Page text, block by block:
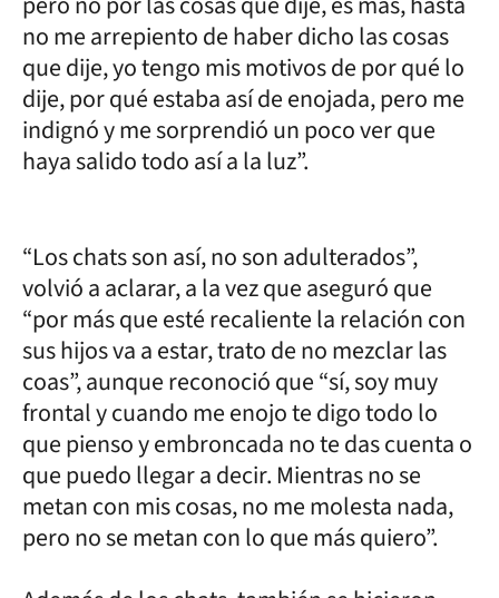
no me arrepiento de haber dicho las cosas
que dije, yo tengo mis motivos de por qué lo
dije, por qué estaba así de enojada, pero me
indignó y me sorprendió un poco ver que
haya salido todo así a la luz”.
“Los chats son así, no son adulterados”,
volvió a aclarar, a la vez que aseguró que
“por más que esté recaliente la relación con
sus hijos va a estar, trato de no mezclar las
coas”, aunque reconoció que “sí, soy muy
frontal y cuando me enojo te digo todo lo
que pienso y embroncada no te das cuenta o
que puedo llegar a decir. Mientras no se
metan con mis cosas, no me molesta nada,
pero no se metan con lo que más quiero”.